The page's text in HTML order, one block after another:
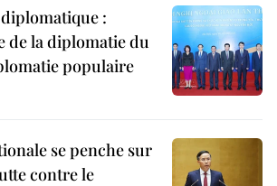
:
de la diplomatie du
populaire
se penche sur
contre le